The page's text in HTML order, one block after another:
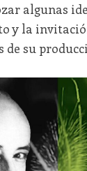
algunas
y la
de su